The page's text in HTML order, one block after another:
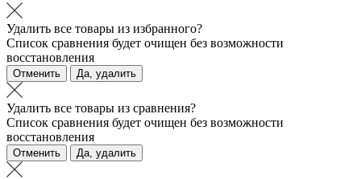
Удалить все товары из избранного?
Список сравнения будет очищен без возможности
восстановления
Отменить Да, удалить
Удалить все товары из сравнения?
Список сравнения будет очищен без возможности
восстановления
Отменить Да, удалить